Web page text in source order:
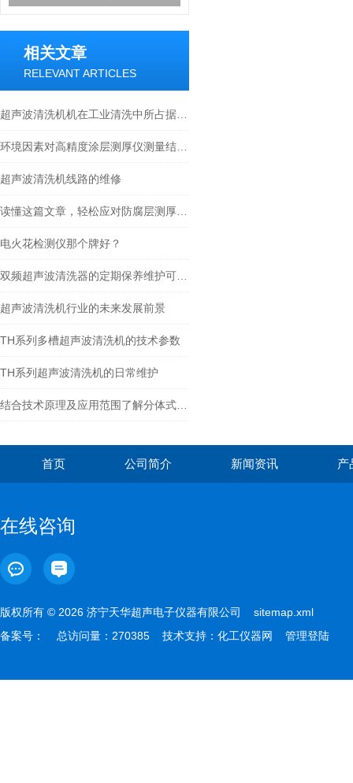
相关文章
RELEVANT ARTICLES
超声波清洗机线路的维修
电火花检测仪那个牌好？
超声波清洗机行业的未来发展前景
TH系列多槽超声波清洗机的技术参数
TH系列超声波清洗机的日常维护
首页 公司简介 新闻资讯 产
在线咨询
版权所有 © 2026 济宁天华超声电子仪器有限公司 sitemap.xml
备案号：
总访问量：270385 技术支持： 化工仪器网 管理登陆